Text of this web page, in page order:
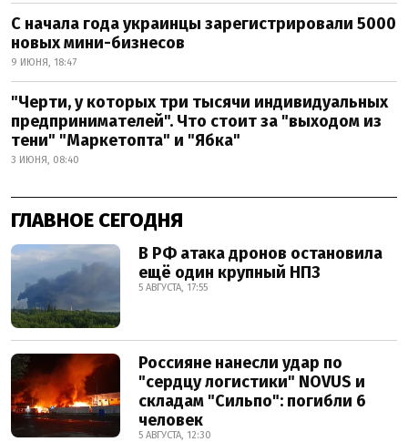
С начала года украинцы зарегистрировали 5000
новых мини-бизнесов
9 ИЮНЯ, 18:47
"Черти, у которых три тысячи индивидуальных
предпринимателей". Что стоит за "выходом из
тени" "Маркетопта" и "Ябка"
3 ИЮНЯ, 08:40
ГЛАВНОЕ СЕГОДНЯ
В РФ атака дронов остановила
ещё один крупный НПЗ
5 АВГУСТА, 17:55
Россияне нанесли удар по
"сердцу логистики" NOVUS и
складам "Сильпо": погибли 6
человек
5 АВГУСТА, 12:30